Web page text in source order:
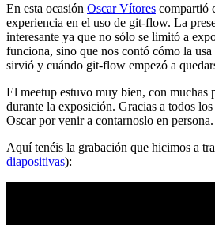
En esta ocasión Oscar Vítores compartió
experiencia en el uso de git-flow. La
interesante ya que no sólo se limitó a
funciona, sino que nos contó cómo la
sirvió y cuándo git-flow empezó a
El meetup estuvo muy bien, con muchas
durante la exposición. Gracias a todos
Oscar por venir a contarnoslo en persona.
Aquí tenéis la grabación que hicimos a
diapositivas):